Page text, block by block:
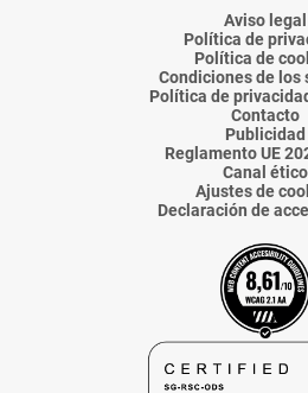
AlmeríaAlmería
Aviso legal
Política de
Política de
Condiciones de los
Política de
Contacto
Publicidad
Reglamento UE
Canal ético
Ajustes de
Declaración de